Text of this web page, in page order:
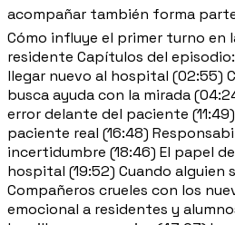
acompañar también forma
Cómo influye el primer turno en
residente Capítulos del
llegar nuevo al hospital (02:55)
busca ayuda con la mirada
error delante del paciente
paciente real (16:48)
incertidumbre (18:46) El papel
hospital (19:52) Cuando alguien
Compañeros crueles con los
emocional a residentes y